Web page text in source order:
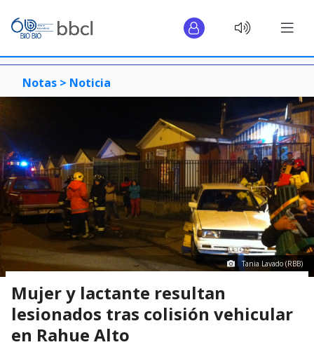
Notas > Noticia
Tania Lavado (RBB)
Mujer y lactante resultan
lesionados tras colisión vehicular
en Rahue Alto